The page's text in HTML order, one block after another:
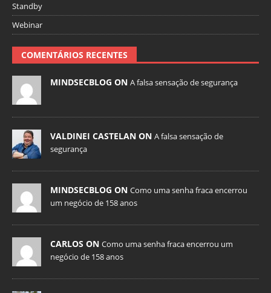
Standby
Webinar
COMENTÁRIOS RECENTES
MINDSECBLOG ON A falsa sensação de segurança
VALDINEI CASTELAN ON A falsa sensação de
segurança
MINDSECBLOG ON Como uma senha fraca encerrou
um negócio de 158 anos
CARLOS ON Como uma senha fraca encerrou um
negócio de 158 anos